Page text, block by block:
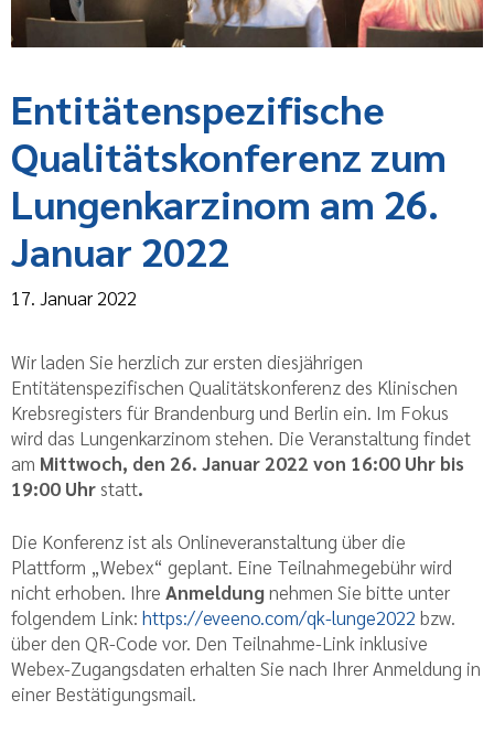
Entitätenspezifische
Qualitätskonferenz zum
Lungenkarzinom am 26.
Januar 2022
17. Januar 2022
Wir laden Sie herzlich zur ersten diesjährigen
Entitätenspezifischen Qualitätskonferenz des Klinischen
Krebsregisters für Brandenburg und Berlin ein. Im Fokus
wird das Lungenkarzinom stehen. Die Veranstaltung findet
am Mittwoch, den 26. Januar 2022 von 16:00 Uhr bis
19:00 Uhr statt.
Die Konferenz ist als Onlineveranstaltung über die
Plattform „Webex“ geplant. Eine Teilnahmegebühr wird
nicht erhoben. Ihre Anmeldungnehmen Sie bitte unter
folgendem Link: https://eveeno.com/qk-lunge2022 bzw.
über den QR-Code vor. Den Teilnahme-Link inklusive
Webex-Zugangsdaten erhalten Sie nach Ihrer Anmeldung in
einer Bestätigungsmail.